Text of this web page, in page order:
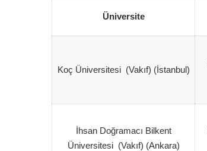
Üniversite
Koç Üniversitesi (Vakıf) (İstanbul)
İhsan Doğramacı Bilkent
Üniversitesi (Vakıf) (Ankara)